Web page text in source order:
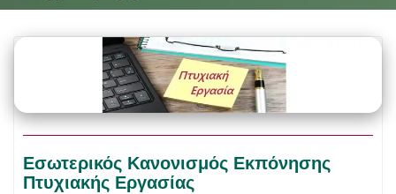
Εσωτερικός Κανονισμός Εκπόνησης
Πτυχιακής Εργασίας